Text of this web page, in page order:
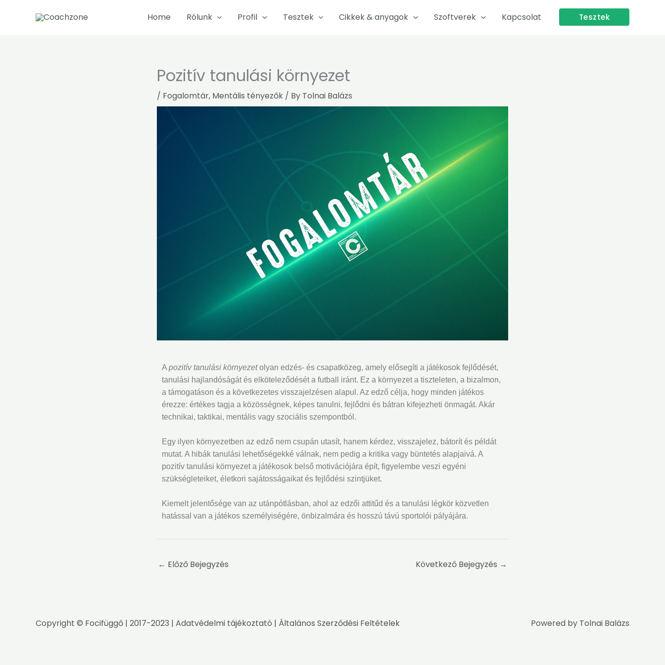
Home Rólunk Profil Tesztek Cikkek & anyagok Szoftverek Kapcsolat Tesztek
Pozitív tanulási környezet
/ Fogalomtár, Mentális tényezők / By Tolnai Balázs
A pozitív tanulási környezetolyan edzés- és csapatközeg, amely elősegíti a játékosok fejlődését,
tanulási hajlandóságát és elköteleződését a futball iránt. Ez a környezet a tiszteleten, a bizalmon,
a támogatáson és a következetes visszajelzésen alapul. Az edző célja, hogy minden játékos
érezze: értékes tagja a közösségnek, képes tanulni, fejlődni és bátran kifejezheti önmagát. Akár
technikai, taktikai, mentális vagy szociális szempontból.
Egy ilyen környezetben az edző nem csupán utasít, hanem kérdez, visszajelez, bátorít és példát
mutat. A hibák tanulási lehetőségekké válnak, nem pedig a kritika vagy büntetés alapjaivá. A
pozitív tanulási környezet a játékosok belső motivációjára épít, figyelembe veszi egyéni
szükségleteiket, életkori sajátosságaikat és fejlődési szintjüket.
Kiemelt jelentősége van az utánpótlásban, ahol az edzői attitűd és a tanulási légkör közvetlen
hatással van a játékos személyiségére, önbizalmára és hosszú távú sportolói pályájára.
← Előző Bejegyzés Következő Bejegyzés →
Copyright © Focifüggő | 2017-2023 | Adatvédelmi tájékoztató | Általános Szerződési Feltételek Powered by Tolnai Balázs